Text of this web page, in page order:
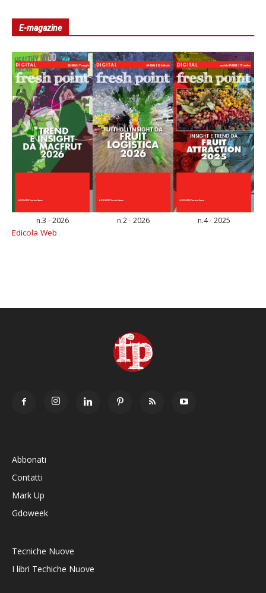
E-magazine
n.3 - 2026 n.2 - 2026 n.4 - 2025
Edicola Web
Abbonati
Contatti
Mark Up
Gdoweek
Tecniche Nuove
I libri Techiche Nuove